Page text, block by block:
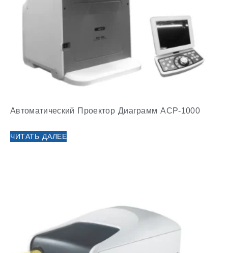
Автоматический Проектор Диаграмм ACP-1000
ЧИТАТЬ ДАЛЕЕ